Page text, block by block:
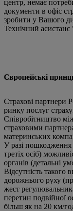
центр, немає
документи в офіс
зробити у Вашого
Технічний
Європейські
Страхові партнери
ринку послуг
Співробітництво
страховими
материнських
У разі пошкодження
третіх осіб)
органів (детальні
Відсутність
дорожнього руху
жест
перетин подвійної
більш як на 20 км/